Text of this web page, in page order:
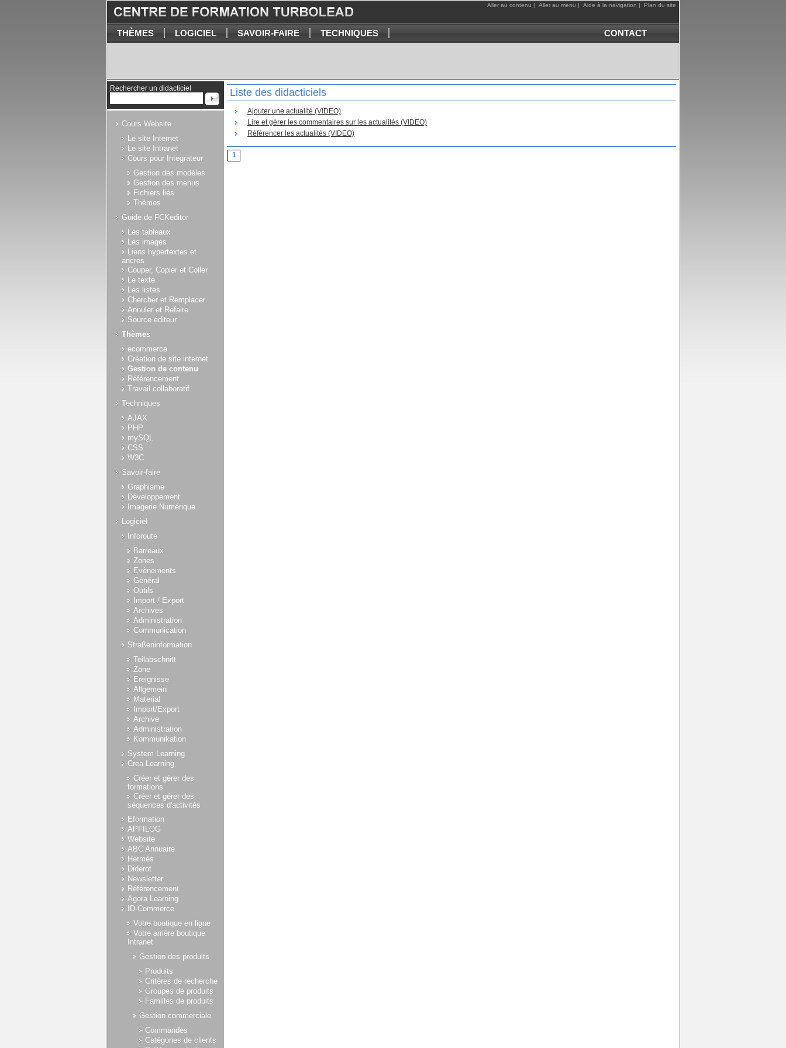
Aller au contenu | Aller au menu | Aide à la navigation | Plan du site
THÈMES LOGICIEL SAVOIR-FAIRE TECHNIQUES CONTACT
Rechercher un didacticiel
Cours Website
Le site Internet
Le site Intranet
Cours pour Integrateur
Gestion des modèles
Gestion des menus
Fichiers liés
Thèmes
Guide de FCKeditor
Les tableaux
Les images
Liens hypertextes et
ancres
Couper, Copier et Coller
Le texte
Les listes
Chercher et Remplacer
Annuler et Refaire
Source éditeur
Thèmes
ecommerce
Création de site internet
Gestion de contenu
Référencement
Travail collaboratif
Techniques
AJAX
PHP
mySQL
CSS
W3C
Savoir-faire
Graphisme
Développement
Imagerie Numérique
Logiciel
Inforoute
Barreaux
Zones
Evènements
Général
Outils
Import / Export
Archives
Administration
Communication
Straßeninformation
Teilabschnitt
Zone
Ereignisse
Allgemein
Material
Import/Export
Archive
Administration
Kommunikation
System Learning
Crea Learning
Créer et gérer des
formations
Créer et gérer des
séquences d'activités
Eformation
APFILOG
Website
ABC Annuaire
Hermès
Diderot
Newsletter
Référencement
Agora Learning
ID-Commerce
Votre boutique en ligne
Votre arrière boutique
Intranet
Gestion des produits
Produits
Critères de recherche
Groupes de produits
Familles de produits
Gestion commerciale
Commandes
Catégories de clients
Liste des didacticiels
Ajouter une actualité (VIDEO)
Lire et gérer les commentaires sur les actualités (VIDEO)
Référencer les actualités (VIDEO)
1